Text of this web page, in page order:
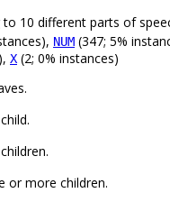
to 10 different parts of
NUM (347; 5%
X (2; 0% instances)
or more children.